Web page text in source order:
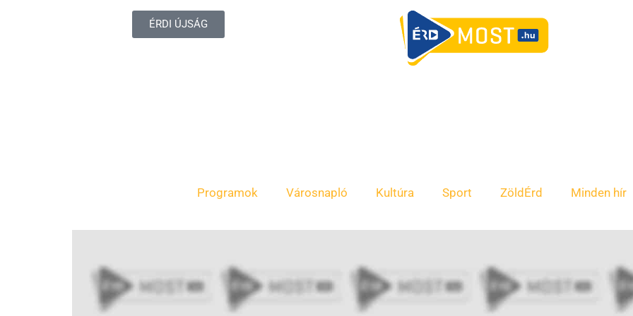
ÉRDI ÚJSÁG
Programok Városnapló Kultúra Sport ZöldÉrd Minden hír